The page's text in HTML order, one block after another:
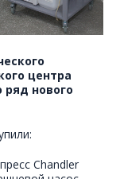
центра
ряд нового
Chandler